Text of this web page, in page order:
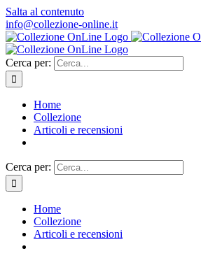
Salta al contenuto
info@collezione-online.it
Cerca per:
Home
Collezione
Articoli e recensioni
Cerca per:
Home
Collezione
Articoli e recensioni